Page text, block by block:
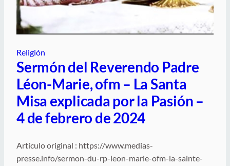
Religión
Sermón del Reverendo Padre
Léon-Marie, ofm – La Santa
Misa explicada por la Pasión –
4 de febrero de 2024
Artículo original : https://www.medias-
presse.info/sermon-du-rp-leon-marie-ofm-la-sainte-